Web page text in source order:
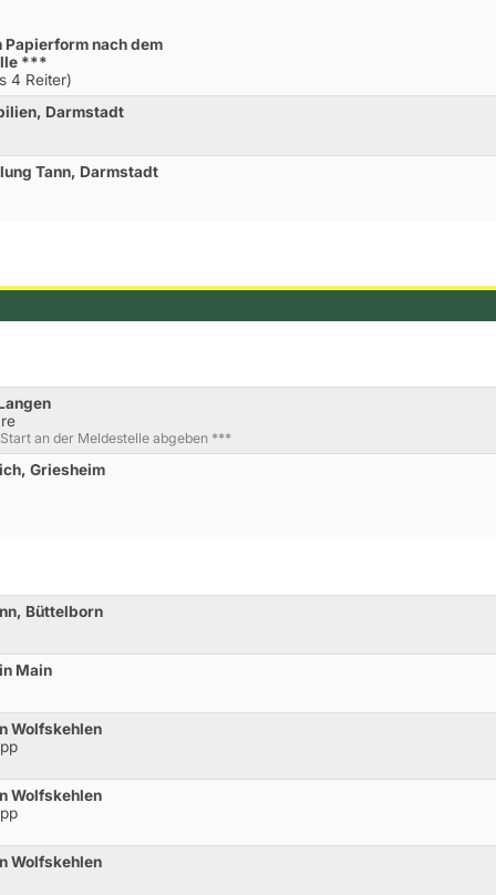
nach dem
***
4 Reiter)
Darmstadt
Tann, Darmstadt
an der Meldestelle abgeben ***
Griesheim
Büttelborn
Main
Wolfskehlen
Wolfskehlen
Wolfskehlen